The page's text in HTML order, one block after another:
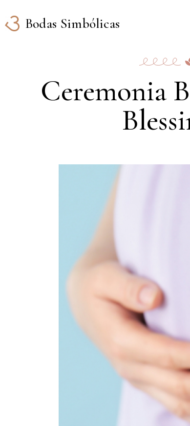
Bodas Simbólicas
Ceremonia